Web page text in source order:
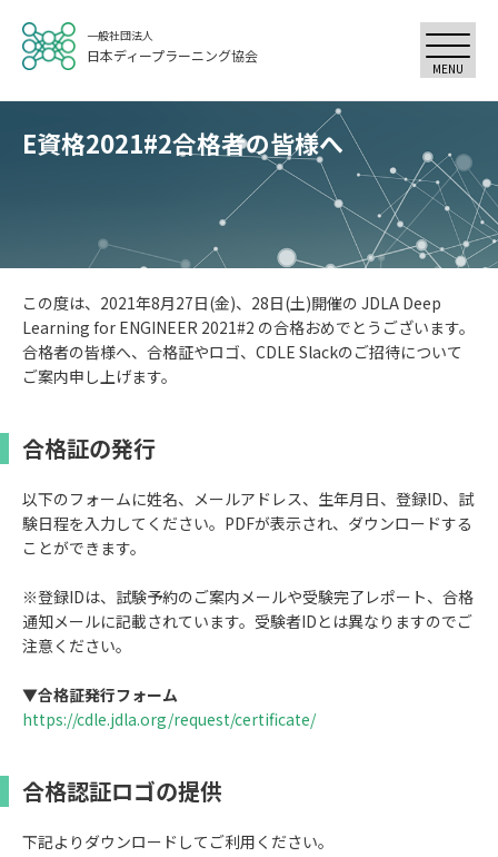
一般社団法人
日本ディープラーニング協会
MENU
E資格2021#2合格者の皆様へ
この度は、2021年8月27日(金)、28日(土)開催の JDLA Deep
Learning for ENGINEER 2021#2 の合格おめでとうございます。
合格者の皆様へ、合格証やロゴ、CDLE Slackのご招待について
ご案内申し上げます。
合格証の発行
以下のフォームに姓名、メールアドレス、生年月日、登録ID、試
験日程を入力してください。PDFが表示され、ダウンロードする
ことができます。
※登録IDは、試験予約のご案内メールや受験完了レポート、合格
通知メールに記載されています。受験者IDとは異なりますのでご
注意ください。
▼合格証発行フォーム
https://cdle.jdla.org/request/certificate/
合格認証ロゴの提供
下記よりダウンロードしてご利用ください。